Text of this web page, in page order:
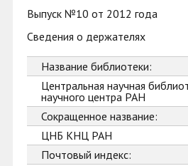
Выпуск №10 от 2012 года
Сведения о держателях
Название библиотеки:
Центральная научная
научного центра РАН
Сокращенное название:
ЦНБ КНЦ РАН
Почтовый индекс: